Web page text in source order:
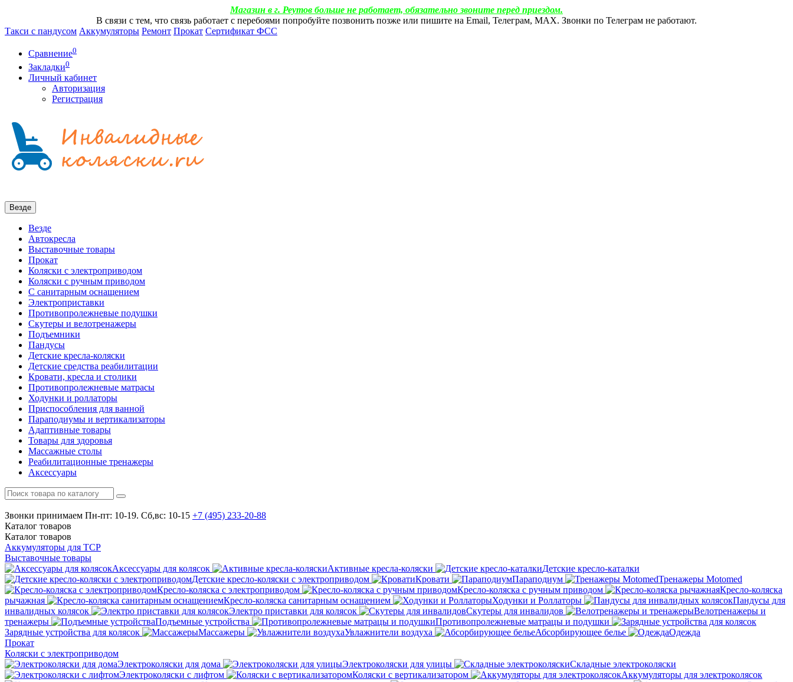
Магазин в г. Реутов больше не работает, обязательно звоните перед приездом.
В связи с тем, что связь работает с перебоями попробуйте позвонить позже или пишите на Email, Телеграм, МАХ. Звонки по Телеграм не работают.
Такси с пандусом Аккумуляторы Ремонт Прокат Сертификат ФСС
Сравнение0
Закладки0
Личный кабинет
Авторизация
Регистрация
Везде
Везде
Автокресла
Выставочные товары
Прокат
Коляски с электроприводом
Коляски с ручным приводом
С санитарным оснащением
Электроприставки
Противопролежневые подушки
Скутеры и велотренажеры
Подъемники
Пандусы
Детские кресла-коляски
Детские средства реабилитации
Кровати, кресла и столики
Противопролежневые матрасы
Ходунки и роллаторы
Приспособления для ванной
Параподиумы и вертикализаторы
Адаптивные товары
Товары для здоровья
Массажные столы
Реабилитационные тренажеры
Аксессуары
Звонки принимаем Пн-пт: 10-19. Сб,вс: 10-15 +7 (495) 233-20-88
Каталог товаров
Каталог товаров
Аккумуляторы для ТСР
Выставочные товары
Аксессуары для колясок
Активные кресла-коляски
Детские кресло-каталки
Детские кресло-коляски с электроприводом
Кровати Параподиум
Тренажеры Motomed
Кресло-коляска с электроприводом
Кресло-коляска с ручным приводом
Кресло-коляска
рычажная
Кресло-коляска санитарным оснащением Ходунки и Роллаторы
Пандусы для
инвалидных колясок
Электро приставки для колясок Скутеры для инвалидов
Велотренажеры и
тренажеры
Подъемные устройства
Противопролежневые матрацы и подушки
Зарядные устройства для колясок
Массажеры Увлажнители воздуха Абсорбирующее белье
Одежда
Прокат
Коляски с электроприводом
Электроколяски для дома
Электроколяски для улицы
Складные электроколяски
Электроколяски с лифтом
Коляски с вертикализатором
Аккумуляторы для электроколясок